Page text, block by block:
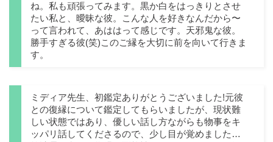
ね。私も頑張ってみます。黒か白をはっきりとさせ
たい私と、曖昧な彼。こんな人を好きなんだから〜
って言われて、あははって感じです。天邪鬼な彼。
勝手すぎる彼(笑)このご縁を大切に前を向いて行きま
す。
ミディア先生、初鑑定ありがとうございました!元彼
との復縁について鑑定してもらいましたが、現状難
しい状態ではあり、優しい話し方ながらも物事をキ
ッパリ話してくださるので、少し目が覚めました…